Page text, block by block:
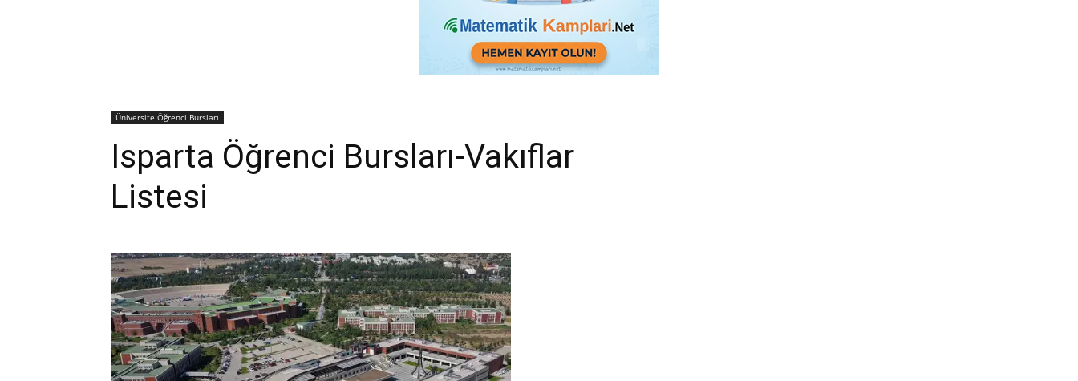
Üniversite Öğrenci Bursları
Isparta Öğrenci Bursları-Vakıflar
Listesi